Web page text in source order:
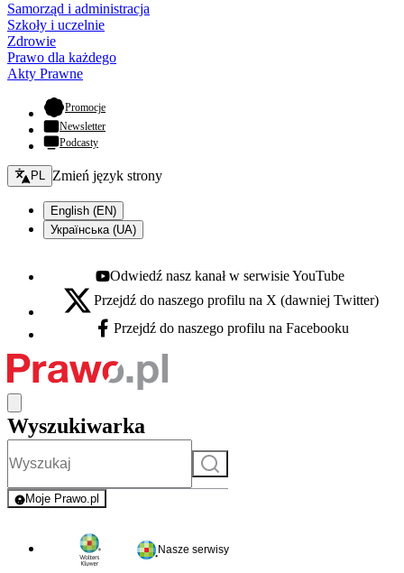
Samorząd i administracja
Szkoły i uczelnie
Zdrowie
Prawo dla każdego
Akty Prawne
Promocje- otwiera się w nowej karcie
Newsletter
Podcasty
Zmień język - bieżący:
PL Zmień język strony
English (EN)
Українська (UA)
Youtube - otwiera się w nowej karcie
Odwiedź nasz kanał w serwisie YouTube
X - otwiera się w nowej karcie
Przejdź do naszego profilu na X (dawniej Twitter)
Facebook - otwiera się w nowej karcie
Przejdź do naszego profilu na Facebooku
Wyszukiwarka
Szukaj
Moje Prawo.pl
- rejestracja i logowanie do serwisu
Nasze serwisy